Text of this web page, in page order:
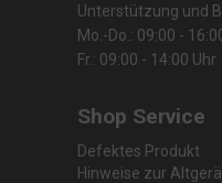
Unterstützung und
Mo.-Do.: 09:00 -
Fr.: 09:00 - 14:00 Uhr
Shop Service
Defektes Produkt
Hinweise zur